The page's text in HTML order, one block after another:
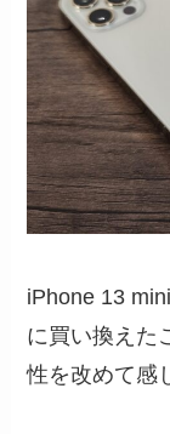
iPhone 13
に買い換えた
性を改めて感